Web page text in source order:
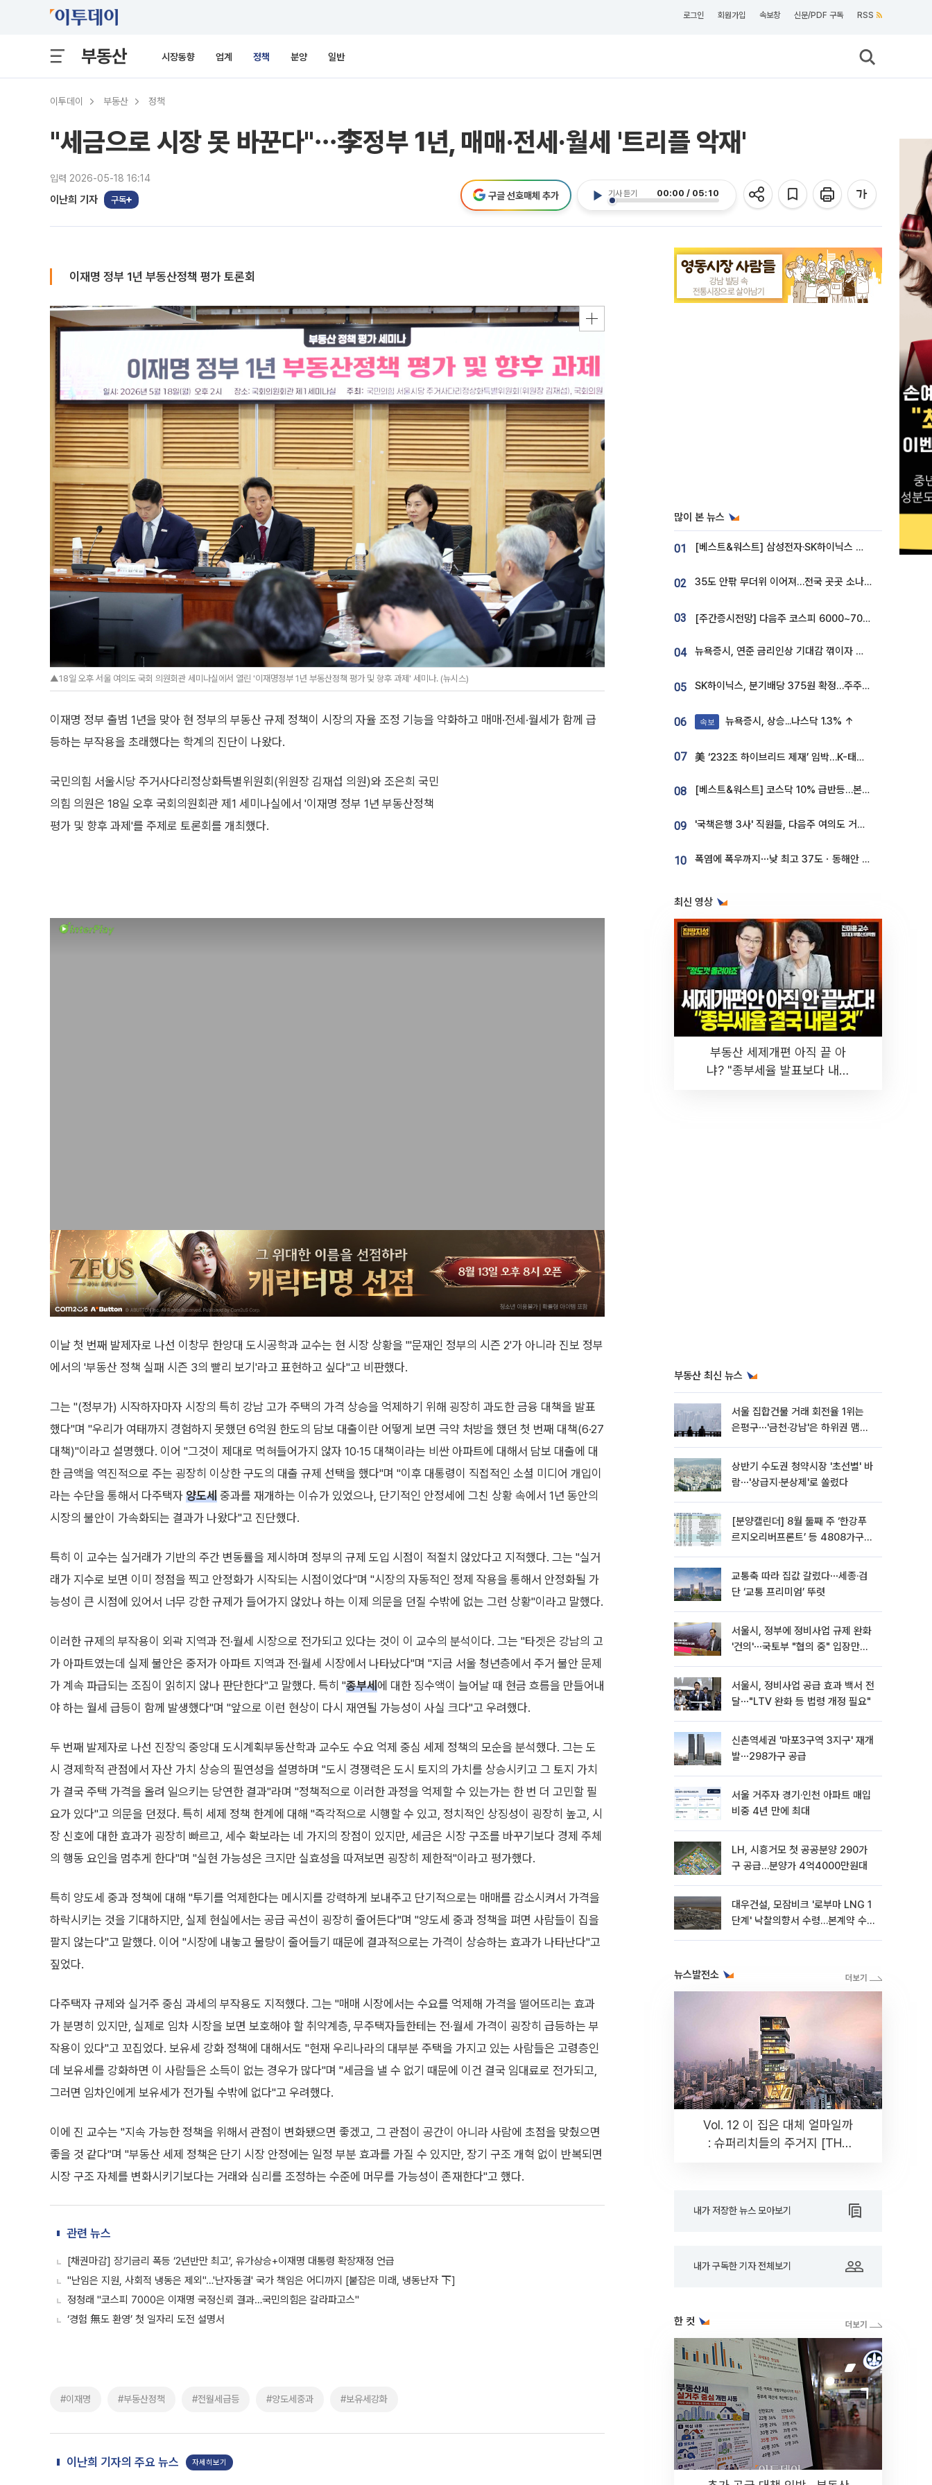
로그인 회원가입 속보창 신문/PDF 구독 RSS
부동산 시장동향 업계 정책 분양 일반
이투데이 부동산 정책
"세금으로 시장 못 바꾼다"⋯李정부 1년, 매매·전세·월세 '트리플 악재'
입력 2026-05-18 16:14
이난희 기자 구독
기사 듣기 00:00 / 05:10
구글 선호매체 추가
이재명 정부 1년 부동산정책 평가 토론회
▲18일 오후 서울 여의도 국회 의원회관 세미나실에서 열린 '이재명정부 1년 부동산정책 평가 및 향후 과제' 세미나. (뉴시스)
이재명 정부 출범 1년을 맞아 현 정부의 부동산 규제 정책이 시장의 자율 조정 기능을 약화하고 매매·전세·월세가 함께 급
등하는 부작용을 초래했다는 학계의 진단이 나왔다.
국민의힘 서울시당 주거사다리정상화특별위원회(위원장 김재섭 의원)와 조은희 국민
의힘 의원은 18일 오후 국회의원회관 제1 세미나실에서 '이재명 정부 1년 부동산정책
평가 및 향후 과제'를 주제로 토론회를 개최했다.
이날 첫 번째 발제자로 나선 이창무 한양대 도시공학과 교수는 현 시장 상황을 "'문재인 정부의 시즌 2'가 아니라 진보 정부
에서의 '부동산 정책 실패 시즌 3의 빨리 보기'라고 표현하고 싶다"고 비판했다.
그는 "(정부가) 시작하자마자 시장의 특히 강남 고가 주택의 가격 상승을 억제하기 위해 굉장히 과도한 금융 대책을 발표
했다"며 "우리가 여태까지 경험하지 못했던 6억원 한도의 담보 대출이란 어떻게 보면 극약 처방을 했던 첫 번째 대책(6·27
대책)"이라고 설명했다. 이어 "그것이 제대로 먹혀들어가지 않자 10·15 대책이라는 비싼 아파트에 대해서 담보 대출에 대
한 금액을 역진적으로 주는 굉장히 이상한 구도의 대출 규제 선택을 했다"며 "이후 대통령이 직접적인 소셜 미디어 개입이
라는 수단을 통해서 다주택자 양도세 중과를 재개하는 이슈가 있었으나, 단기적인 안정세에 그친 상황 속에서 1년 동안의
시장의 불안이 가속화되는 결과가 나왔다"고 진단했다.
특히 이 교수는 실거래가 기반의 주간 변동률을 제시하며 정부의 규제 도입 시점이 적절치 않았다고 지적했다. 그는 "실거
래가 지수로 보면 이미 정점을 찍고 안정화가 시작되는 시점이었다"며 "시장의 자동적인 정제 작용을 통해서 안정화될 가
능성이 큰 시점에 있어서 너무 강한 규제가 들어가지 않았나 하는 이제 의문을 던질 수밖에 없는 그런 상황"이라고 말했다.
이러한 규제의 부작용이 외곽 지역과 전·월세 시장으로 전가되고 있다는 것이 이 교수의 분석이다. 그는 "타겟은 강남의 고
가 아파트였는데 실제 불안은 중저가 아파트 지역과 전·월세 시장에서 나타났다"며 "지금 서울 청년층에서 주거 불안 문제
가 계속 파급되는 조짐이 읽히지 않나 판단한다"고 말했다. 특히 "종부세에 대한 징수액이 늘어날 때 현금 흐름을 만들어내
야 하는 월세 급등이 함께 발생했다"며 "앞으로 이런 현상이 다시 재연될 가능성이 사실 크다"고 우려했다.
두 번째 발제자로 나선 진장익 중앙대 도시계획부동산학과 교수도 수요 억제 중심 세제 정책의 모순을 분석했다. 그는 도
시 경제학적 관점에서 자산 가치 상승의 필연성을 설명하며 "도시 경쟁력은 도시 토지의 가치를 상승시키고 그 토지 가치
가 결국 주택 가격을 올려 일으키는 당연한 결과"라며 "정책적으로 이러한 과정을 억제할 수 있는가는 한 번 더 고민할 필
요가 있다"고 의문을 던졌다. 특히 세제 정책 한계에 대해 "즉각적으로 시행할 수 있고, 정치적인 상징성이 굉장히 높고, 시
장 신호에 대한 효과가 굉장히 빠르고, 세수 확보라는 네 가지의 장점이 있지만, 세금은 시장 구조를 바꾸기보다 경제 주체
의 행동 요인을 멈추게 한다"며 "실현 가능성은 크지만 실효성을 따져보면 굉장히 제한적"이라고 평가했다.
특히 양도세 중과 정책에 대해 "투기를 억제한다는 메시지를 강력하게 보내주고 단기적으로는 매매를 감소시켜서 가격을
하락시키는 것을 기대하지만, 실제 현실에서는 공급 곡선이 굉장히 줄어든다"며 "양도세 중과 정책을 펴면 사람들이 집을
팔지 않는다"고 말했다. 이어 "시장에 내놓고 물량이 줄어들기 때문에 결과적으로는 가격이 상승하는 효과가 나타난다"고
짚었다.
다주택자 규제와 실거주 중심 과세의 부작용도 지적했다. 그는 "매매 시장에서는 수요를 억제해 가격을 떨어뜨리는 효과
가 분명히 있지만, 실제로 임차 시장을 보면 보호해야 할 취약계층, 무주택자들한테는 전·월세 가격이 굉장히 급등하는 부
작용이 있다"고 꼬집었다. 보유세 강화 정책에 대해서도 "현재 우리나라의 대부분 주택을 가지고 있는 사람들은 고령층인
데 보유세를 강화하면 이 사람들은 소득이 없는 경우가 많다"며 "세금을 낼 수 없기 때문에 이건 결국 임대료로 전가되고,
그러면 임차인에게 보유세가 전가될 수밖에 없다"고 우려했다.
이에 진 교수는 "지속 가능한 정책을 위해서 관점이 변화됐으면 좋겠고, 그 관점이 공간이 아니라 사람에 초점을 맞췄으면
좋을 것 같다"며 "부동산 세제 정책은 단기 시장 안정에는 일정 부분 효과를 가질 수 있지만, 장기 구조 개혁 없이 반복되면
시장 구조 자체를 변화시키기보다는 거래와 심리를 조정하는 수준에 머무를 가능성이 존재한다"고 했다.
관련 뉴스
[채권마감] 장기금리 폭등 ‘2년반만 최고’, 유가상승+이재명 대통령 확장재정 언급
"난임은 지원, 사회적 냉동은 제외"…'난자동결' 국가 책임은 어디까지 [붙잡은 미래, 냉동난자 下]
정청래 "코스피 7000은 이재명 국정신뢰 결과…국민의힘은 갈라파고스"
‘경험 無도 환영’ 첫 일자리 도전 설명서
#이재명 #부동산정책 #전월세급등 #양도세중과 #보유세강화
이난희 기자의 주요 뉴스 자세히보기
많이 본 뉴스
01 [베스트&워스트] 삼성전자·SK하이닉스 밀린 한 주…상상인증권은 85% 급등
02 35도 안팎 무더위 이어져…전국 곳곳 소나기 [오늘 날씨]
03 [주간증시전망] 다음주 코스피 6000~7000⋯“外人 수급은 정책이 변수”
04 뉴욕증시, 연준 금리인상 기대감 꺾이자 상승...S&P500 사상 최고치 [종합]
05 SK하이닉스, 분기배당 375원 확정…주주환원책 9월로 앞당겨 발표
06 속보 뉴욕증시, 상승...나스닥 1.3% ↑
07 美 ‘232조 하이브리드 제재’ 임박…K-태양광, 불확실성 털고 날개 다나
08 [베스트&워스트] 코스닥 10% 급반등…본느, 최대주주 변경 기대에 270% 폭등
09 '국책은행 3사' 직원들, 다음주 여의도 거리 나서는 까닭은
10 폭염에 폭우까지⋯낮 최고 37도ㆍ동해안 강한 비 [날씨]
최신 영상
부동산 세제개편 아직 끝 아
냐? "종부세율 발표보다 내릴
부동산 최신 뉴스
서울 집합건물 거래 회전율 1위는
은평구⋯'금천·강남'은 하위권 맴돌
상반기 수도권 청약시장 '초선별' 바
람⋯'상급지·분상제'로 쏠렸다
[분양캘린더] 8월 둘째 주 ‘한강푸
르지오리버프론트’ 등 4808가구
교통축 따라 집값 갈렸다⋯세종·검
단 ‘교통 프리미엄’ 뚜렷
서울시, 정부에 정비사업 규제 완화
'건의'⋯국토부 "협의 중" 입장만
서울시, 정비사업 공급 효과 백서 전
달⋯"LTV 완화 등 법령 개정 필요"
신촌역세권 '마포3구역 3지구' 재개
발⋯298가구 공급
서울 거주자 경기·인천 아파트 매입
비중 4년 만에 최대
LH, 시흥거모 첫 공공분양 290가
구 공급…분양가 4억4000만원대
대우건설, 모잠비크 '로부마 LNG 1
단계' 낙찰의향서 수령…본계약 수
뉴스발전소
Vol. 12 이 집은 대체 얼마일까
: 슈퍼리치들의 주거지 [THE
내가 저장한 뉴스 모아보기
내가 구독한 기자 전체보기
한 컷